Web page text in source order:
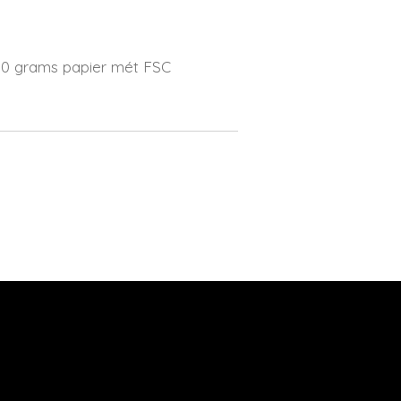
grams papier mét FSC